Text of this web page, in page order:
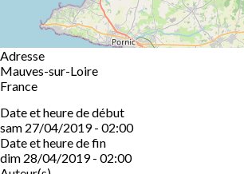
Adresse
Mauves-sur-Loire
France
Date et heure de début
sam 27/04/2019 - 02:00
Date et heure de fin
dim 28/04/2019 - 02:00